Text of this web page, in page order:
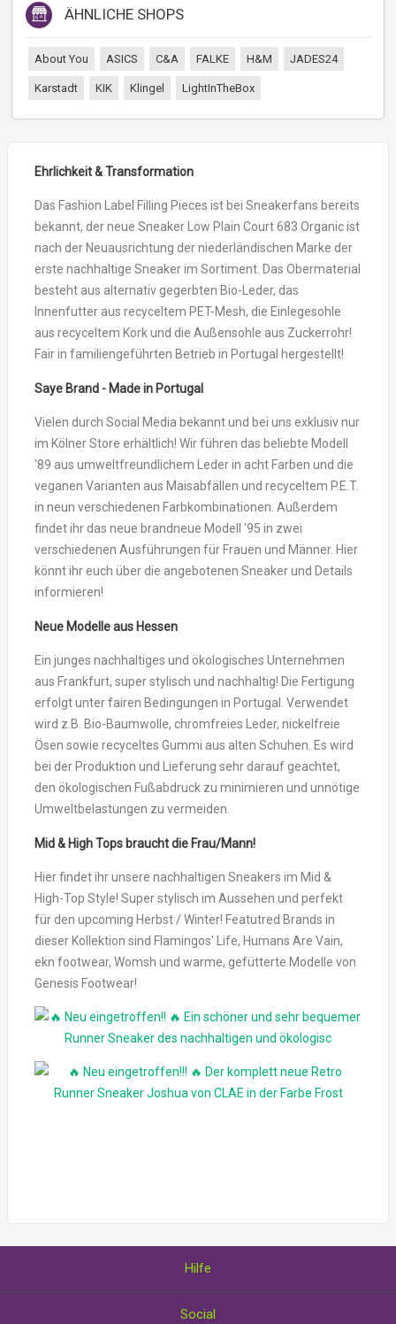
ÄHNLICHE SHOPS
About You ASICS C&A FALKE H&M JADES24
Karstadt KIK Klingel LightInTheBox
Ehrlichkeit & Transformation
Das Fashion Label Filling Pieces ist bei Sneakerfans bereits
bekannt, der neue Sneaker Low Plain Court 683 Organic ist
nach der Neuausrichtung der niederländischen Marke der
erste nachhaltige Sneaker im Sortiment. Das Obermaterial
besteht aus alternativ gegerbten Bio-Leder, das
Innenfutter aus recyceltem PET-Mesh, die Einlegesohle
aus recyceltem Kork und die Außensohle aus Zuckerrohr!
Fair in familiengeführten Betrieb in Portugal hergestellt!
Saye Brand - Made in Portugal
Vielen durch Social Media bekannt und bei uns exklusiv nur
im Kölner Store erhältlich! Wir führen das beliebte Modell
'89 aus umweltfreundlichem Leder in acht Farben und die
veganen Varianten aus Maisabfällen und recyceltem P.E.T.
in neun verschiedenen Farbkombinationen. Außerdem
findet ihr das neue brandneue Modell '95 in zwei
verschiedenen Ausführungen für Frauen und Männer. Hier
könnt ihr euch über die angebotenen Sneaker und Details
informieren!
Neue Modelle aus Hessen
Ein junges nachhaltiges und ökologisches Unternehmen
aus Frankfurt, super stylisch und nachhaltig! Die Fertigung
erfolgt unter fairen Bedingungen in Portugal. Verwendet
wird z.B. Bio-Baumwolle, chromfreies Leder, nickelfreie
Ösen sowie recyceltes Gummi aus alten Schuhen. Es wird
bei der Produktion und Lieferung sehr darauf geachtet,
den ökologischen Fußabdruck zu minimieren und unnötige
Umweltbelastungen zu vermeiden.
Mid & High Tops braucht die Frau/Mann!
Hier findet ihr unsere nachhaltigen Sneakers im Mid &
High-Top Style! Super stylisch im Aussehen und perfekt
für den upcoming Herbst / Winter! Featutred Brands in
dieser Kollektion sind Flamingos' Life, Humans Are Vain,
ekn footwear, Womsh und warme, gefütterte Modelle von
Genesis Footwear!
Hilfe
Social